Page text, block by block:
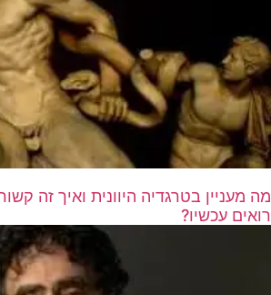
מה מעניין בטרגדיה היוונית ואיך זה
רואים עכשיו?